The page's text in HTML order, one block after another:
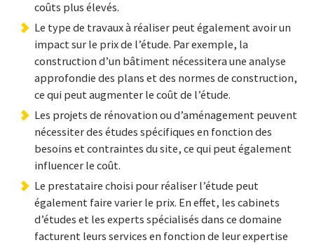
coûts plus élevés.
Le type de travaux à réaliser peut également avoir un
impact sur le prix de l’étude. Par exemple, la
construction d’un bâtiment nécessitera une analyse
approfondie des plans et des normes de construction,
ce qui peut augmenter le coût de l’étude.
Les projets de rénovation ou d’aménagement peuvent
nécessiter des études spécifiques en fonction des
besoins et contraintes du site, ce qui peut également
influencer le coût.
Le prestataire choisi pour réaliser l’étude peut
également faire varier le prix. En effet, les cabinets
d’études et les experts spécialisés dans ce domaine
facturent leurs services en fonction de leur expertise